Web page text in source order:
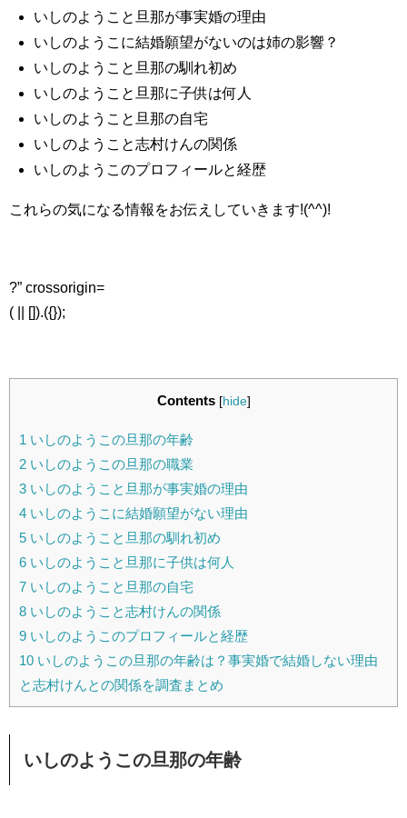
いしのようこと旦那が事実婚の理由
いしのようこに結婚願望がないのは姉の影響？
いしのようこと旦那の馴れ初め
いしのようこと旦那に子供は何人
いしのようこと旦那の自宅
いしのようこと志村けんの関係
いしのようこのプロフィールと経歴
これらの気になる情報をお伝えしていきます!(^^)!
?” crossorigin=
( || []).({});
Contents [hide]
1 いしのようこの旦那の年齢
2 いしのようこの旦那の職業
3 いしのようこと旦那が事実婚の理由
4 いしのようこに結婚願望がない理由
5 いしのようこと旦那の馴れ初め
6 いしのようこと旦那に子供は何人
7 いしのようこと旦那の自宅
8 いしのようこと志村けんの関係
9 いしのようこのプロフィールと経歴
10 いしのようこの旦那の年齢は？事実婚で結婚しない理由
と志村けんとの関係を調査まとめ
いしのようこの旦那の年齢